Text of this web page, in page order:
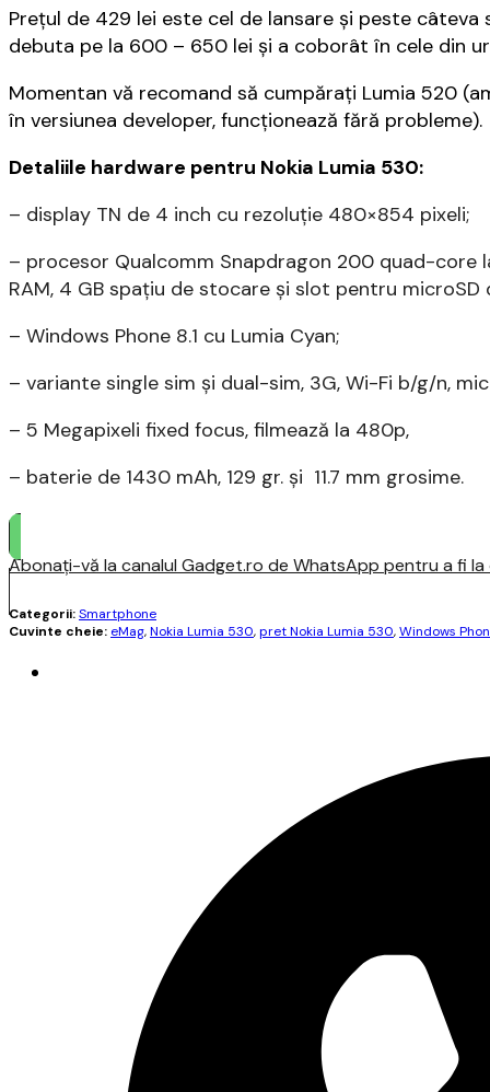
Prețul de 429 lei este cel de lansare și peste
debuta pe la 600 – 650 lei și a coborât în cele din
Momentan vă recomand să cumpărați Lumia 520
în versiunea developer, funcționează fără probleme).
Detaliile hardware pentru Nokia Lumia 530:
– display TN de 4 inch cu rezoluție 480×854 pixeli;
– procesor Qualcomm Snapdragon 200 quad-core
RAM, 4 GB spațiu de stocare și slot pentru
– Windows Phone 8.1 cu Lumia Cyan;
– variante single sim și dual-sim, 3G, Wi-Fi b/g/n,
– 5 Megapixeli fixed focus, filmează la 480p,
– baterie de 1430 mAh, 129 gr. și 11.7 mm grosime.
Abonați-vă la canalul Gadget.ro de WhatsApp pentru a fi
Categorii:Smartphone
Cuvinte cheie: eMag,Nokia Lumia 530,pret Nokia Lumia 530,Windows